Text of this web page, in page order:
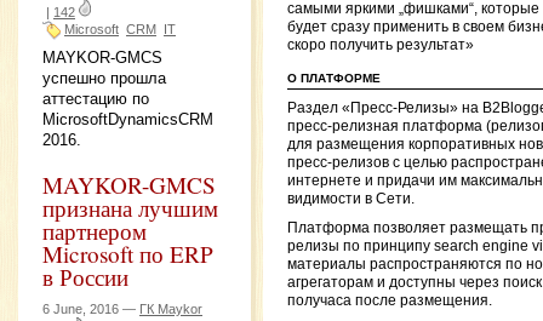
| 142
Microsoft CRM IT
MAYKOR-GMCS
успешно прошла
аттестацию по
MicrosoftDynamicsCRM
2016.
MAYKOR-GMCS
признана лучшим
партнером
Microsoft по ERP
в России
6 June, 2016 — ГК Maykor
самыми яркими „фишками“,
будет сразу применить в своем
скоро получить результат»
О ПЛАТФОРМЕ
Раздел «Пресс-Релизы» на
пресс-релизная платформа
для размещения корпоративных
пресс-релизов с целью
интернете и придачи им
видимости в Сети.
Платформа позволяет размещать
релизы по принципу search engine
материалы распространяются по
агрегаторам и доступны через
получаса после размещения.